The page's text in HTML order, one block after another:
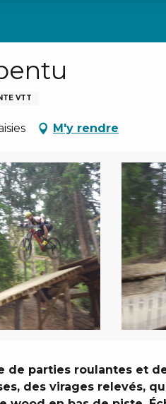
VTT
M'y rendre
de parties roulantes et
des virages relevés,